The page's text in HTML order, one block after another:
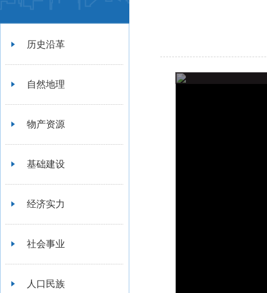
历史沿革
自然地理
物产资源
基础建设
经济实力
社会事业
人口民族